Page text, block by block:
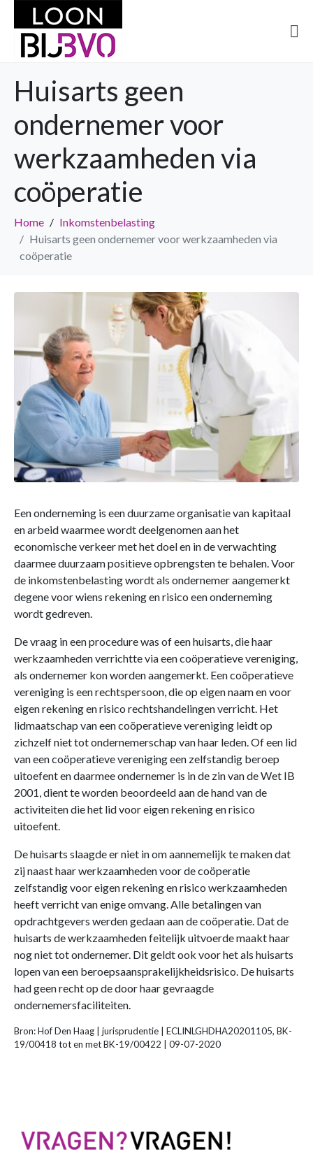
Huisarts geen
ondernemer voor
werkzaamheden via
coöperatie
Home
Inkomstenbelasting
Huisarts geen ondernemer voor werkzaamheden via
coöperatie
Een onderneming is een duurzame organisatie van kapitaal
en arbeid waarmee wordt deelgenomen aan het
economische verkeer met het doel en in de verwachting
daarmee duurzaam positieve opbrengsten te behalen. Voor
de inkomstenbelasting wordt als ondernemer aangemerkt
degene voor wiens rekening en risico een onderneming
wordt gedreven.
De vraag in een procedure was of een huisarts, die haar
werkzaamheden verrichtte via een coöperatieve vereniging,
als ondernemer kon worden aangemerkt. Een coöperatieve
vereniging is een rechtspersoon, die op eigen naam en voor
eigen rekening en risico rechtshandelingen verricht. Het
lidmaatschap van een coöperatieve vereniging leidt op
zichzelf niet tot ondernemerschap van haar leden. Of een lid
van een coöperatieve vereniging een zelfstandig beroep
uitoefent en daarmee ondernemer is in de zin van de Wet IB
2001, dient te worden beoordeeld aan de hand van de
activiteiten die het lid voor eigen rekening en risico
uitoefent.
De huisarts slaagde er niet in om aannemelijk te maken dat
zij naast haar werkzaamheden voor de coöperatie
zelfstandig voor eigen rekening en risico werkzaamheden
heeft verricht van enige omvang. Alle betalingen van
opdrachtgevers werden gedaan aan de coöperatie. Dat de
huisarts de werkzaamheden feitelijk uitvoerde maakt haar
nog niet tot ondernemer. Dit geldt ook voor het als huisarts
lopen van een beroepsaansprakelijkheidsrisico. De huisarts
had geen recht op de door haar gevraagde
ondernemersfaciliteiten.
Bron: Hof Den Haag | jurisprudentie | ECLINLGHDHA20201105, BK-
19/00418 tot en met BK-19/00422 | 09-07-2020